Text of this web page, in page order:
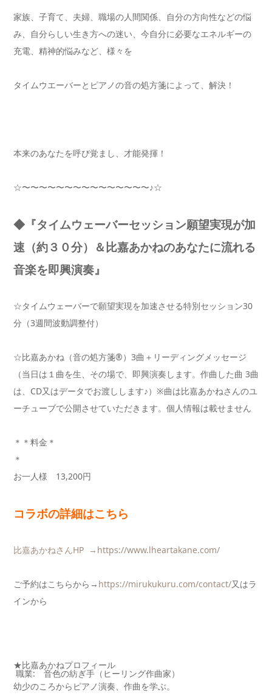
家族、子育て、夫婦、職場の人間関係、自分の方向性などの悩
み、自分らしい生き方への迷い、今自分に必要なエネルギーの
充電、精神的悩みなど、様々を
タイムウエーバーとピアノの音の処方箋によって、解決！
本来のあなたを呼び覚まし、才能発揮！
☆〜〜〜〜〜〜〜〜〜〜〜〜〜〜〜♪☆
◆『タイムウェーバーセッション願望実現が加
速（約３０分）＆比嘉あかねのあなたに流れる
音楽を即興演奏』
☆タイムウェーバーで願望実現を加速させる特別セッション30
分（3週間波動調整付）
☆比嘉あかね（音の処方箋®）3曲＋リーディングメッセージ
（当日は１曲を生、その場で、即興演奏します。作曲した曲 3曲
は、CD又はデータでお渡しします♪）※曲は比嘉あかねさんのユ
ーチューブで公開させていただきます。個人情報は載せません
＊＊料金＊
お一人様 13,200円
コラボの詳細はこちら
比嘉あかねさんHP → https://www.lheartakane.com/
ご予約はこちらから→ https://mirukukuru.com/contact/又はラ
インから
★比嘉あかねプロフィール
職業: 音色の紡ぎ手（ヒーリング作曲家）
幼少のころからピアノ演奏、作曲を学ぶ。